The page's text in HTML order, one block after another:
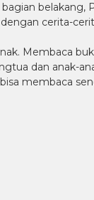
cerita-
Membaca
dan anak-
membaca